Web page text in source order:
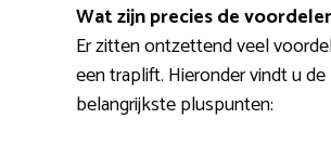
Wat zijn precies de
Er zitten ontzettend veel
een traplift. Hieronder vindt u de
belangrijkste pluspunten: